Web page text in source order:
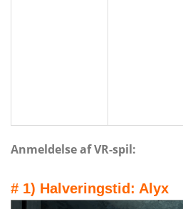
Anmeldelse af VR-spil:
# 1) Halveringstid: Alyx